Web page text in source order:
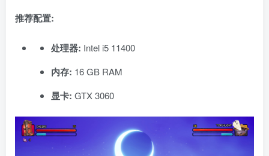
推荐配置:
处理器: Intel i5 11400
内存: 16 GB RAM
显卡: GTX 3060